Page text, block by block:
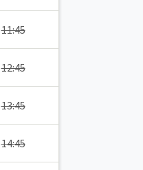
11:45
12:45
13:45
14:45